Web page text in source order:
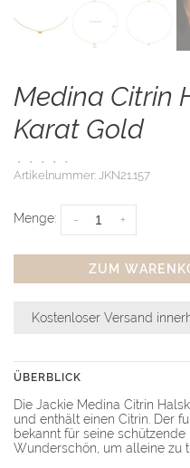
Medina Citrin
Karat Gold
• • • •
•
Artikelnummer: JKN21.157
Menge: +
-
ZUM
Kostenloser Versand
ÜBERBLICK
Die Jackie Medina Citrin
und enthält einen Citrin. Der
bekannt für seine
Wunderschön, um alleine zu